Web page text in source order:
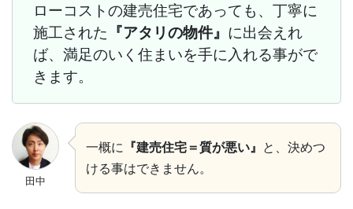
ローコストの建売住宅であっても、丁寧に
施工された
『アタリの物件』 に出会えれ
ば、満足のいく住まいを手に入れる事がで
きます。
田中
一概に 『建売住宅＝質が悪い』
と、決めつ
ける事はできません。